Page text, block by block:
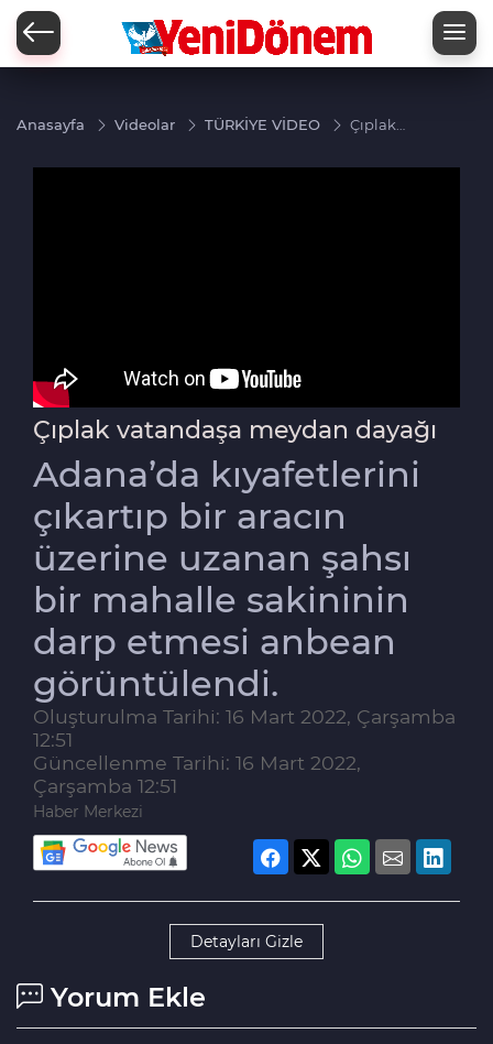
Anasayfa Videolar TÜRKİYE VİDEO
Çıplak
Çıplak vatandaşa meydan dayağı
Adana’da kıyafetlerini
çıkartıp bir aracın
üzerine uzanan şahsı
bir mahalle sakininin
darp etmesi anbean
görüntülendi.
Oluşturulma Tarihi: 16 Mart 2022, Çarşamba
12:51
Güncellenme Tarihi: 16 Mart 2022,
Çarşamba 12:51
Haber Merkezi
Detayları Gizle
Yorum Ekle